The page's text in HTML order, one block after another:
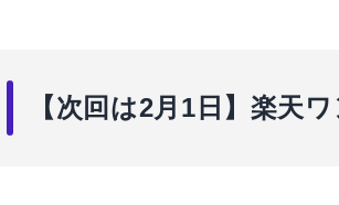
【次回は2月1日】楽天